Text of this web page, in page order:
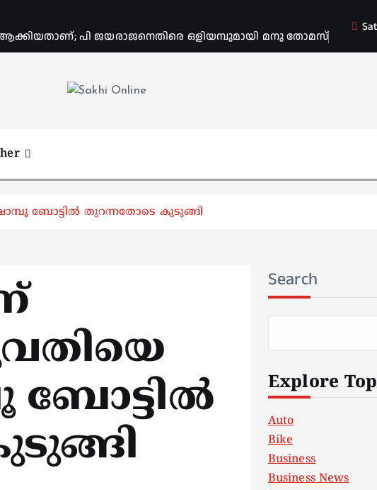
പി ജയരാജനെതിരെ ഒളിയമ്പുമായി മനു തോമസ്
ബോട്ടിൽ തുറന്നതോടെ കുടുങ്ങി
ബോട്ടിൽ
Search
Explore
Auto
Bike
Business
Business News